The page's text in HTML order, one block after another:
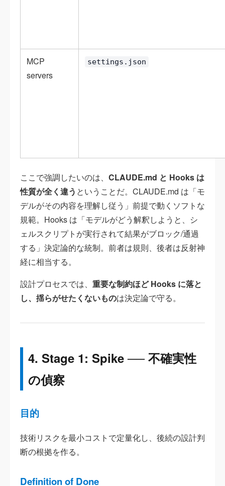
MCP
servers
settings.json
ここで強調したいのは、 CLAUDE.md と Hooks は
性質が全く違う ということだ。CLAUDE.md は「モ
デルがその内容を理解し従う」前提で動くソフトな
規範。Hooks は「モデルがどう解釈しようと、シ
ェルスクリプトが実行されて結果がブロック/通過
する」決定論的な統制。前者は規則、後者は反射神
経に相当する。
設計プロセスでは、 重要な制約ほど Hooks に落と
し、揺らがせたくないものは決定論で守る。
4. Stage 1: Spike ── 不確実性
の偵察
目的
技術リスクを最小コストで定量化し、後続の設計判
断の根拠を作る。
Definition of Done